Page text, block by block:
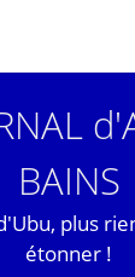
BAINS
plus
étonner !